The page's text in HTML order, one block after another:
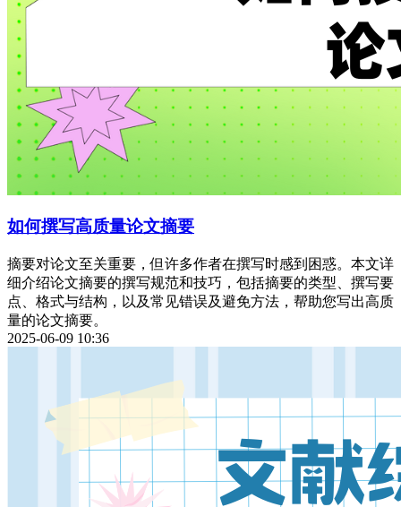
如何撰写高质量论文摘要
摘要对论文至关重要，但许多作者在撰写时感到困惑。本文详
细介绍论文摘要的撰写规范和技巧，包括摘要的类型、撰写要
点、格式与结构，以及常见错误及避免方法，帮助您写出高质
量的论文摘要。
2025-06-09 10:36